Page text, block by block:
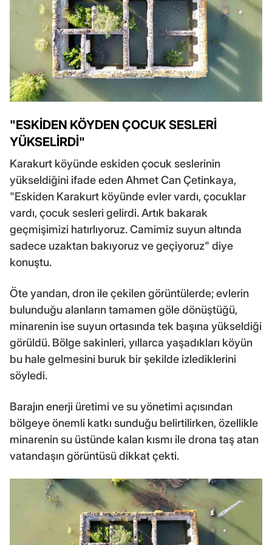
"ESKİDEN KÖYDEN ÇOCUK SESLERİ
YÜKSELİRDİ"
Karakurt köyünde eskiden çocuk seslerinin
yükseldiğini ifade eden Ahmet Can Çetinkaya,
"Eskiden Karakurt köyünde evler vardı, çocuklar
vardı, çocuk sesleri gelirdi. Artık bakarak
geçmişimizi hatırlıyoruz. Camimiz suyun altında
sadece uzaktan bakıyoruz ve geçiyoruz" diye
konuştu.
Öte yandan, dron ile çekilen görüntülerde; evlerin
bulunduğu alanların tamamen göle dönüştüğü,
minarenin ise suyun ortasında tek başına yükseldiği
görüldü. Bölge sakinleri, yıllarca yaşadıkları köyün
bu hale gelmesini buruk bir şekilde izlediklerini
söyledi.
Barajın enerji üretimi ve su yönetimi açısından
bölgeye önemli katkı sunduğu belirtilirken, özellikle
minarenin su üstünde kalan kısmı ile drona taş atan
vatandaşın görüntüsü dikkat çekti.